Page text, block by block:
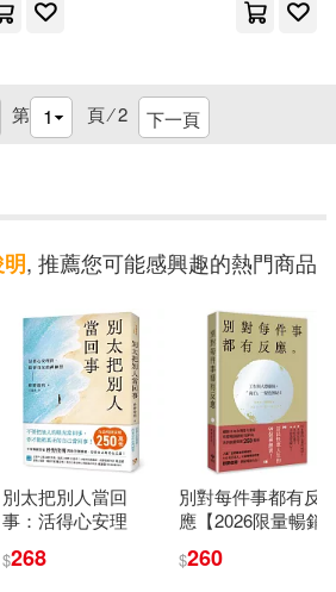
第 頁 ⁄2 下一頁
, 推薦您可能感興趣的熱門商品
別太把別人當回
事：活得心安理
練習
$268
別對每件事都有反
應【2026限量暢銷
點也無妨，活出快
$260